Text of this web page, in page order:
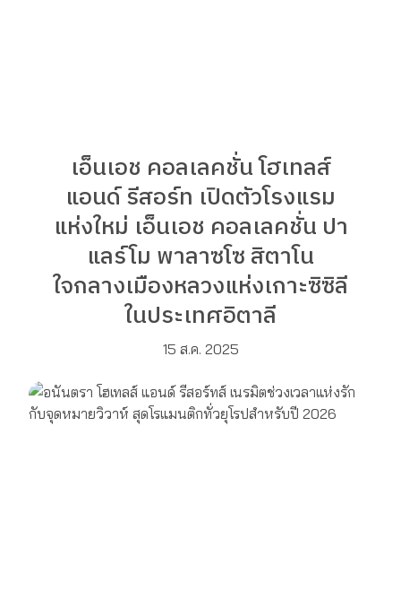
เอ็นเอช คอลเลคชั่น โฮเทลส์
แอนด์ รีสอร์ท เปิดตัวโรงแรม
แห่งใหม่ เอ็นเอช คอลเลคชั่น ปา
แลร์โม พาลาซโซ สิตาโน
ใจกลางเมืองหลวงแห่งเกาะซิซิลี
ในประเทศอิตาลี
15 ส.ค. 2025